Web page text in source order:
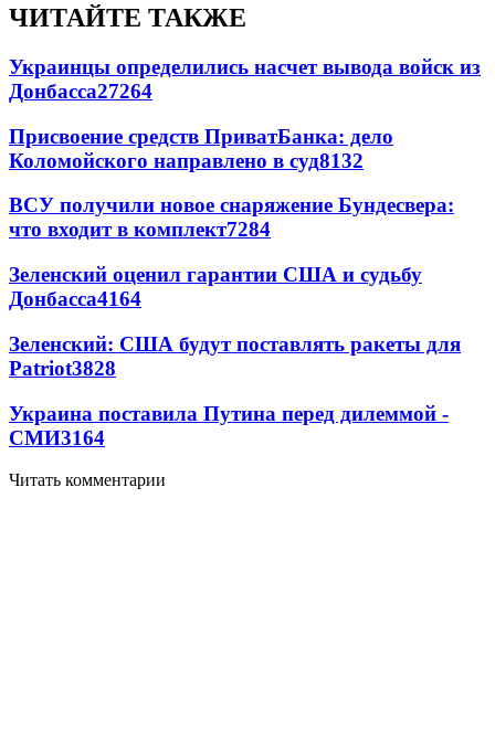
ЧИТАЙТЕ ТАКЖЕ
Украинцы определились насчет вывода войск из
Донбасса27264
Присвоение средств ПриватБанка: дело
Коломойского направлено в суд8132
ВСУ получили новое снаряжение Бундесвера:
что входит в комплект7284
Зеленский оценил гарантии США и судьбу
Донбасса4164
Зеленский: США будут поставлять ракеты для
Patriot3828
Украина поставила Путина перед дилеммой -
СМИ3164
Читать комментарии